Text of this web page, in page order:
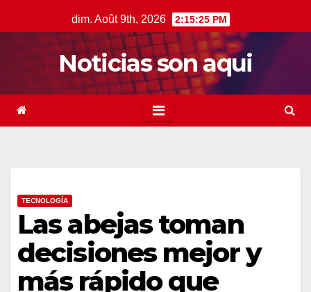
to
dim. Août 9th, 2026 2:15:25 PM
Noticias son aqui
TECNOLOGÍA
Las abejas toman
decisiones mejor y
más rápido que